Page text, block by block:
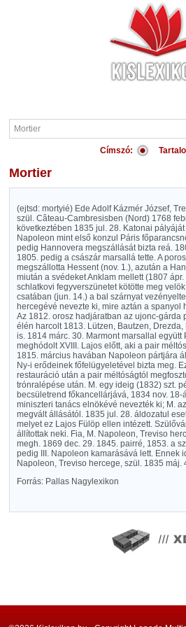
Címszó:
Mortier
(ejtsd: mortyié) Ede Adolf Kázmér József,
szül. Câteau-Cambresisben (Nord) 1768
következtében 1835 jul. 28. Katonai
Napoleon mint első konzul Páris
pedig Hannovera megszállását bizta reá.
1805. pedig a császár marsallá tette. A
megszállotta Hessent (nov. 1.), azután a
miután a svédeket Anklam mellett (1807
schlatkovi fegyverszünetet kötötte meg
csatában (jun. 14.) a bal szárnyat
hercegévé nevezte ki, mire aztán a spanyol
Az 1812. orosz hadjáratban az ujonc-gárda
élén harcolt 1813. Lützen, Bautzen,
is. 1814 márc. 30. Marmont marsallal együtt
meghódolt XVIII. Lajos előtt, aki a pair
1815. március havában Napoleon pártjára
Ny-i erődeinek főfelügyeletével bizta meg.
restauráció után a pair méltóságtól
trónralépése után. M. egy ideig (1832) szt.
becsületrend főkancellárjává, 1834 nov.
miniszteri tanács elnökévé nevezték ki; M.
megvált állásától. 1835 jul. 28. áldozatul
melyet ez Lajos Fülöp ellen intézett.
állítottak neki. Fia, M. Napoleon, Treviso
megh. 1869 dec. 29. 1845. pairré, 1853. a
pedig III. Napoleon kamarásává lett. Ennek
Napoleon, Treviso hercege, szül. 1835 máj.
Forrás: Pallas Nagylexikon